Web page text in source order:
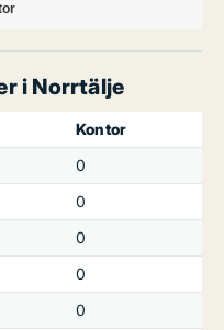
i Norrtälje
Kontor
0
0
0
0
0